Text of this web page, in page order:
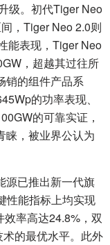
级。初代Tiger Neo
，Tiger Neo 2.0则
能表现，Tiger Neo
，超越其过往所
销的组件产品系
的功率表现、
的可靠实证，
睐，被业界公认为
源已推出新一代旗
性能指标上均实现
率高达24.8%，双
的最优水平。此外